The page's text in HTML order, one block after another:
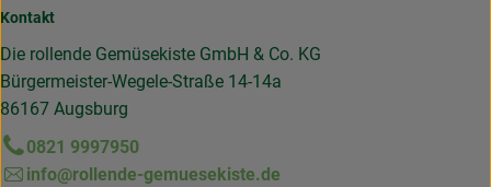
Kontakt
Die rollende Gemüsekiste GmbH & Co. KG
Bürgermeister-Wegele-Straße 14-14a
86167 Augsburg
0821 9997950
info@rollende-gemuesekiste.de